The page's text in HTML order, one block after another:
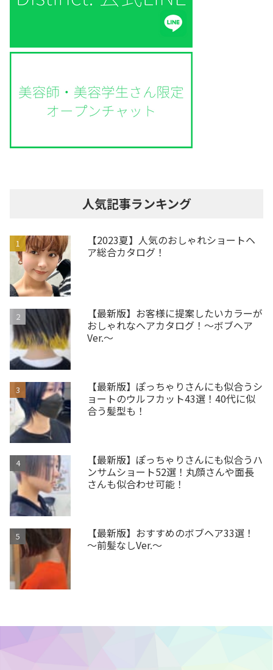
人気記事ランキング
【2023夏】人気のおしゃれショートヘ
ア総合カタログ！
【最新版】お客様に提案したいカラーが
おしゃれなヘアカタログ！～ボブヘア
Ver.～
【最新版】ぽっちゃりさんにも似合うシ
ョートのウルフカット43選！40代に似
合う髪型も！
【最新版】ぽっちゃりさんにも似合うハ
ンサムショート52選！丸顔さんや面長
さんも似合わせ可能！
【最新版】おすすめのボブヘア33選！
～前髪なしVer.～